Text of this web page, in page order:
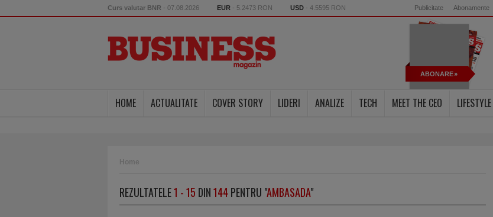
Curs valutar BNR - 07.08.2026 EUR - 5.2473 RON USD - 4.5595 RON Publicitate Abonamente
ABONARE
HOME ACTUALITATE COVER STORY LIDERI ANALIZE TECH MEET THE CEO LIFESTYLE
Home
REZULTATELE1 - 15 DIN144PENTRU "AMBASADA"